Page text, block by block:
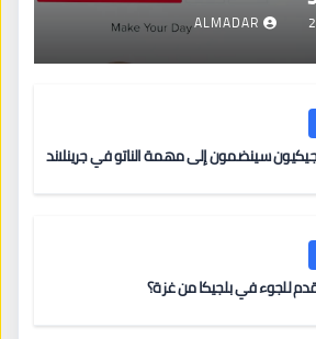
ALMADAR
سينضمون إلى مهمة الناتو في جرينلاند
للجوء في بلجيكا من غزة؟